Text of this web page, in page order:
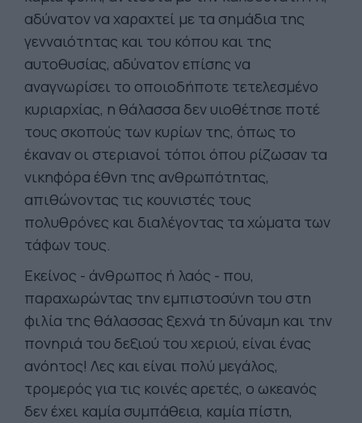
αδύνατον να χαραχτεί με τα σημάδια της
γενναιότητας και του κόπου και της
αυτοθυσίας, αδύνατον επίσης να
αναγνωρίσει το οποιοδήποτε τετελεσμένο
κυριαρχίας, η θάλασσα δεν υιοθέτησε ποτέ
τους σκοπούς των κυρίων της, όπως το
έκαναν οι στεριανοί τόποι όπου ρίζωσαν τα
νικηφόρα έθνη της ανθρωπότητας,
απιθώνοντας τις κουνιστές τους
πολυθρόνες και διαλέγοντας τα χώματα των
τάφων τους.
Εκείνος - άνθρωπος ή λαός - που,
παραχωρώντας την εμπιστοσύνη του στη
φιλία της θάλασσας ξεχνά τη δύναμη και την
πονηριά του δεξιού του χεριού, είναι ένας
ανόητος! Λες και είναι πολύ μεγάλος,
τρομερός για τις κοινές αρετές, ο ωκεανός
δεν έχει καμία συμπάθεια, καμία πίστη,